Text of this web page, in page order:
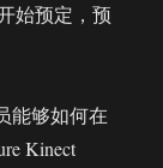
始预定，预
能够如何在
Kinect